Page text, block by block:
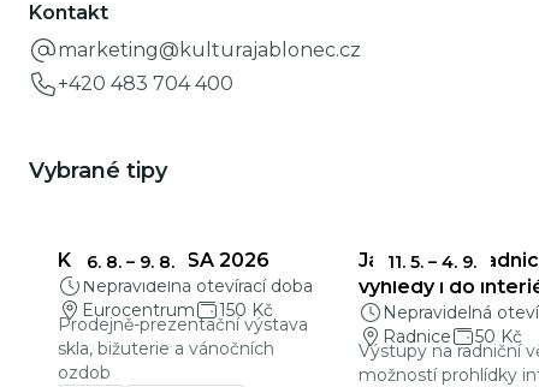
Kontakt
marketing@kulturajablonec.cz
+420 483 704 400
Vybrané tipy
6. 8. – 9. 8.
KŘEHKÁ KRÁSA 2026
Nepravidelná otevírací doba
Eurocentrum
150 Kč
Prodejně-prezentační výstava
skla, bižuterie a vánočních
ozdob
11. 5. – 4. 9.
Jablonecká
výhledy i do
Nepravidelná
Radnice
50 Kč
Výstupy na radniční
možností prohlídky